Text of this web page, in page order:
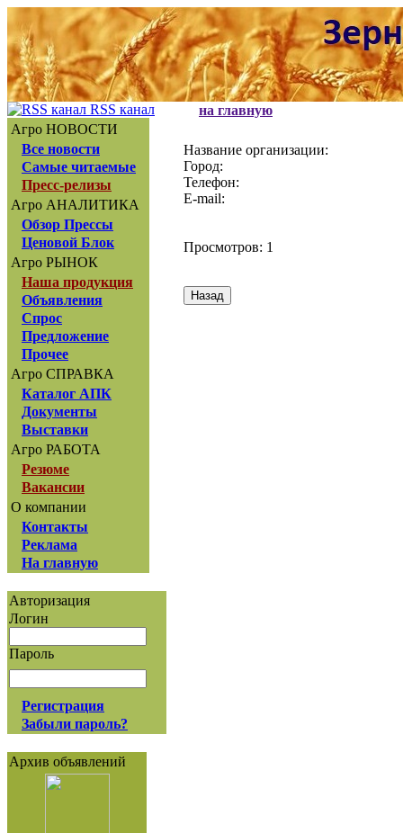
RSS канал
Агро НОВОСТИ
Все новости
Самые читаемые
Пресс-релизы
Агро АНАЛИТИКА
Обзор Прессы
Ценовой Блок
Агро РЫНОК
Наша продукция
Объявления
Спрос
Предложение
Прочее
Агро СПРАВКА
Каталог АПК
Документы
Выставки
Агро РАБОТА
Резюме
Вакансии
О компании
Контакты
Реклама
На главную
Авторизация
Логин
Пароль
Регистрация
Забыли пароль?
Архив объявлений
на главную
Название организации:
Город:
Телефон:
E-mail:
Просмотров: 1